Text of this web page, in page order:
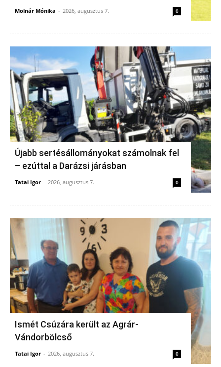
Molnár Mónika - 2026, augusztus 7. 0
Újabb sertésállományokat számolnak fel
– ezúttal a Darázsi járásban
Tatai Igor - 2026, augusztus 7. 0
Ismét Csúzára került az Agrár-
Vándorbölcső
Tatai Igor - 2026, augusztus 7. 0